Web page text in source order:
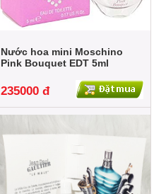
Nước hoa mini Moschino
Pink Bouquet EDT 5ml
235000 đ